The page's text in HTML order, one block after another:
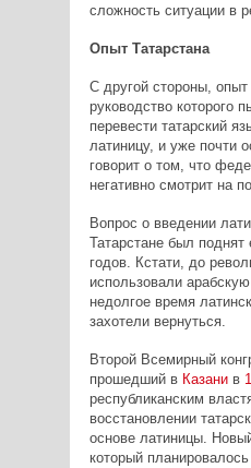
сложность ситуации в
Опыт Татарстана
С другой стороны, опыт
руководство которого
перевести татарский
латиницу, и уже почти
говорит о том, что
негативно смотрит на
Вопрос о введении
Татарстане был
годов. Кстати, до
использовали
недолгое время
захотели вернуться.
Второй Всемирный
прошедший в Казанив
республиканским
восстановлении
основе латиницы.
который